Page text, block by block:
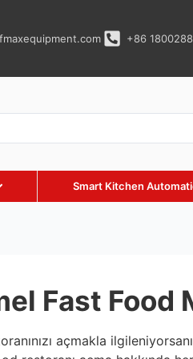
+86
Smart Kitchen
Fast Food
açmakla